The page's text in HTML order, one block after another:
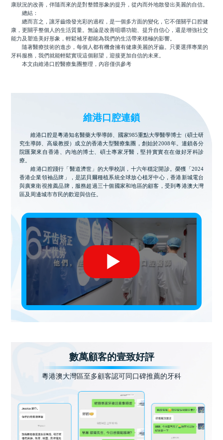
康狀況的改善，伴隨而來的是對整體形象的提升，從內而外地散發出美麗的自信。
總結：
總而言之，讓牙齒煥發光彩的過程，是一個多方面的變化，它不僅關乎口腔健
康，更關乎整個人的生活質量。無論是改善咀嚼功能、提升自信心，還是增強社交
能力及塑造美好形象，輕鬆補牙都能為我們的生活帶來積極的影響。
隨著醫療技術的進步，每個人都有機會擁有健康美麗的牙齒。只要選擇專業的
牙科服務，我們就能輕鬆實現這個願望，迎接更加自信的未來。
本文由維港口腔醫療集團整理，內容僅供參考
維港口腔連鎖
維港口腔是粵港知名醫藥大學導師、國家985重點大學醫學博士（碩士研
究生導師、高級教授）成立的香港大型醫療集團，創始於2008年。連鎖各分
院匯聚來自香港、內地的博士、碩士專家牙醫，堅持實實在在做好牙科診
療。
維港口腔踐行「醫道濟世」的大學校訓，十六年穩定開診。榮獲「2024
香港企業領袖品牌」，是諾貝爾種植系統全球放心植牙中心，香港新城電台
與廣東衛視推薦品牌，服務超過三十個國家和地區的顧客，受到粵港澳大灣
區及周邊城市市民的歡迎與信任。
數萬顧客的壹致好評
粵港澳大灣區至多顧客認可同口碑推薦的牙科